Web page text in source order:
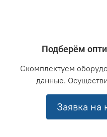
Подберём
Скомплектуем
данные.
Заявка на